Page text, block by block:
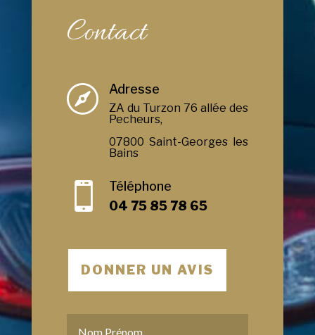
Contact
 Adresse
ZA du Turzon 76 allée des
Pecheurs,
07800 Saint-Georges les
Bains

Téléphone
04 75 85 78 65
DONNER UN AVIS